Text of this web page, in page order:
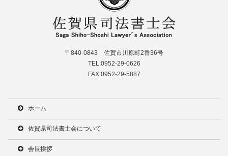
〒840-0843 佐賀市川原町2番36号
TEL:0952-29-0626
FAX:0952-29-5887
ホーム
佐賀県司法書士会について
会長挨拶